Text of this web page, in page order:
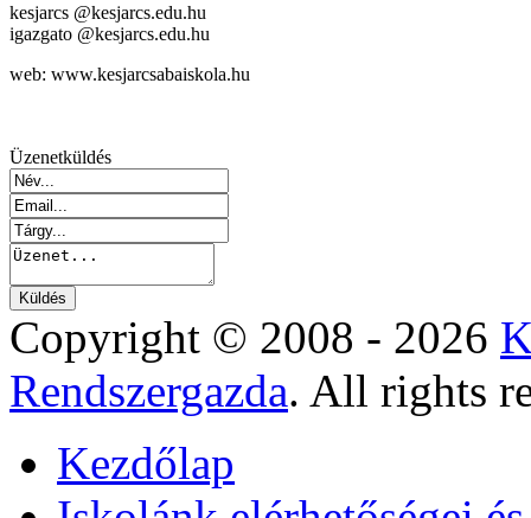
kesjarcs @kesjarcs.edu.hu
igazgato @kesjarcs.edu.hu
web: www.kesjarcsabaiskola.hu
Üzenetküldés
Copyright © 2008 - 2026
Rendszergazda. All rights
Kezdőlap